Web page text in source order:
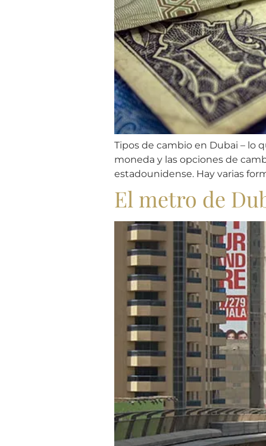
Tipos de cambio en Dubai – lo
moneda y las opciones de
estadounidense. Hay varias
El metro de